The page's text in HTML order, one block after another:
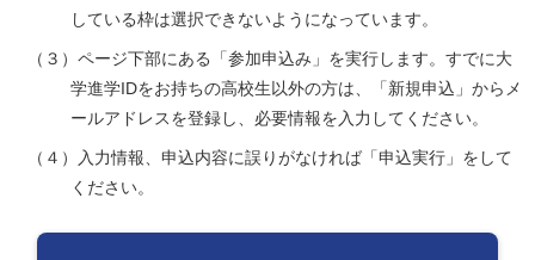
している枠は選択できないようになっています。
（３）ページ下部にある「参加申込み」を実行します。すでに大
学進学IDをお持ちの高校生以外の方は、「新規申込」からメ
ールアドレスを登録し、必要情報を入力してください。
（４）入力情報、申込内容に誤りがなければ「申込実行」をして
ください。